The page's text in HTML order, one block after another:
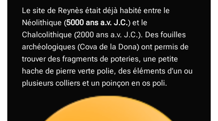
Le site de Reynès était déjà habité entre le
Néolithique (5000 ans a.v. J.C.) et le
Chalcolithique (2000 ans a.v. J.C.). Des fouilles
archéologiques (Cova de la Dona) ont permis de
trouver des fragments de poteries, une petite
hache de pierre verte polie, des éléments d’un ou
plusieurs colliers et un poinçon en os poli.